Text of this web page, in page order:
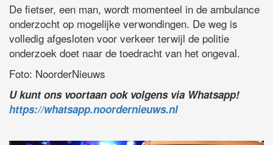
De fietser, een man, wordt momenteel in de ambulance
onderzocht op mogelijke verwondingen. De weg is
volledig afgesloten voor verkeer terwijl de politie
onderzoek doet naar de toedracht van het ongeval.
Foto: NoorderNieuws
U kunt ons voortaan ook volgens via Whatsapp!
https://whatsapp.noordernieuws.nl